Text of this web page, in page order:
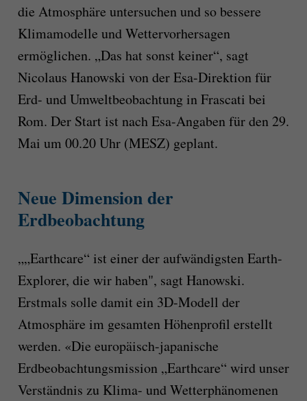
die Atmosphäre untersuchen und so bessere
Klimamodelle und Wettervorhersagen
ermöglichen. „Das hat sonst keiner“, sagt
Nicolaus Hanowski von der Esa-Direktion für
Erd- und Umweltbeobachtung in Frascati bei
Rom. Der Start ist nach Esa-Angaben für den 29.
Mai um 00.20 Uhr (MESZ) geplant.
Neue Dimension der
Erdbeobachtung
„„Earthcare“ ist einer der aufwändigsten Earth-
Explorer, die wir haben", sagt Hanowski.
Erstmals solle damit ein 3D-Modell der
Atmosphäre im gesamten Höhenprofil erstellt
werden. «Die europäisch-japanische
Erdbeobachtungsmission „Earthcare“ wird unser
Verständnis zu Klima- und Wetterphänomenen